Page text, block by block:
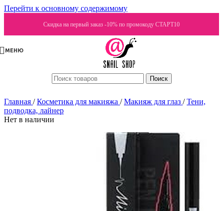
Перейти к основному содержимому
Скидка на первый заказ -10% по промокоду СТАРТ10
МЕНЮ
Поиск
Главная / Косметика для макияжа / Макияж для глаз / Тени,
подводка, лайнер
Нет в наличии